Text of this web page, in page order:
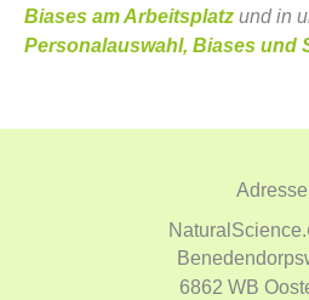
Biases am Arbeitsplatz und in
Personalauswahl, Biases und
Adresse
NaturalScience.
6862 WB